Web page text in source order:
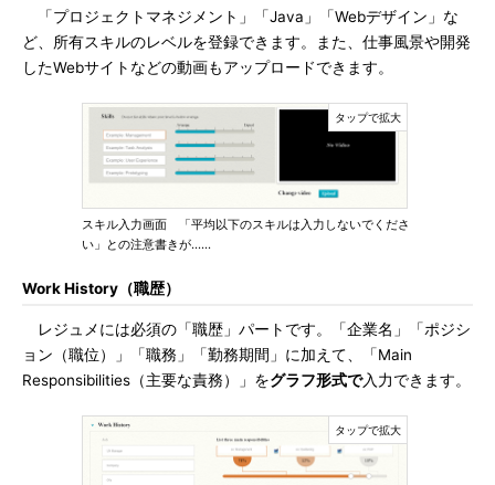
「プロジェクトマネジメント」「Java」「Webデザイン」な
ど、所有スキルのレベルを登録できます。また、仕事風景や開発
したWebサイトなどの動画もアップロードできます。
スキル入力画面 「平均以下のスキルは入力しないでくださ
い」との注意書きが……
Work History（職歴）
レジュメには必須の「職歴」パートです。「企業名」「ポジシ
ョン（職位）」「職務」「勤務期間」に加えて、「Main
Responsibilities（主要な責務）」をグラフ形式で入力できます。